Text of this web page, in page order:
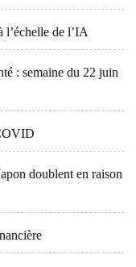
l’échelle de l’IA
: semaine du 22 juin
doublent en raison